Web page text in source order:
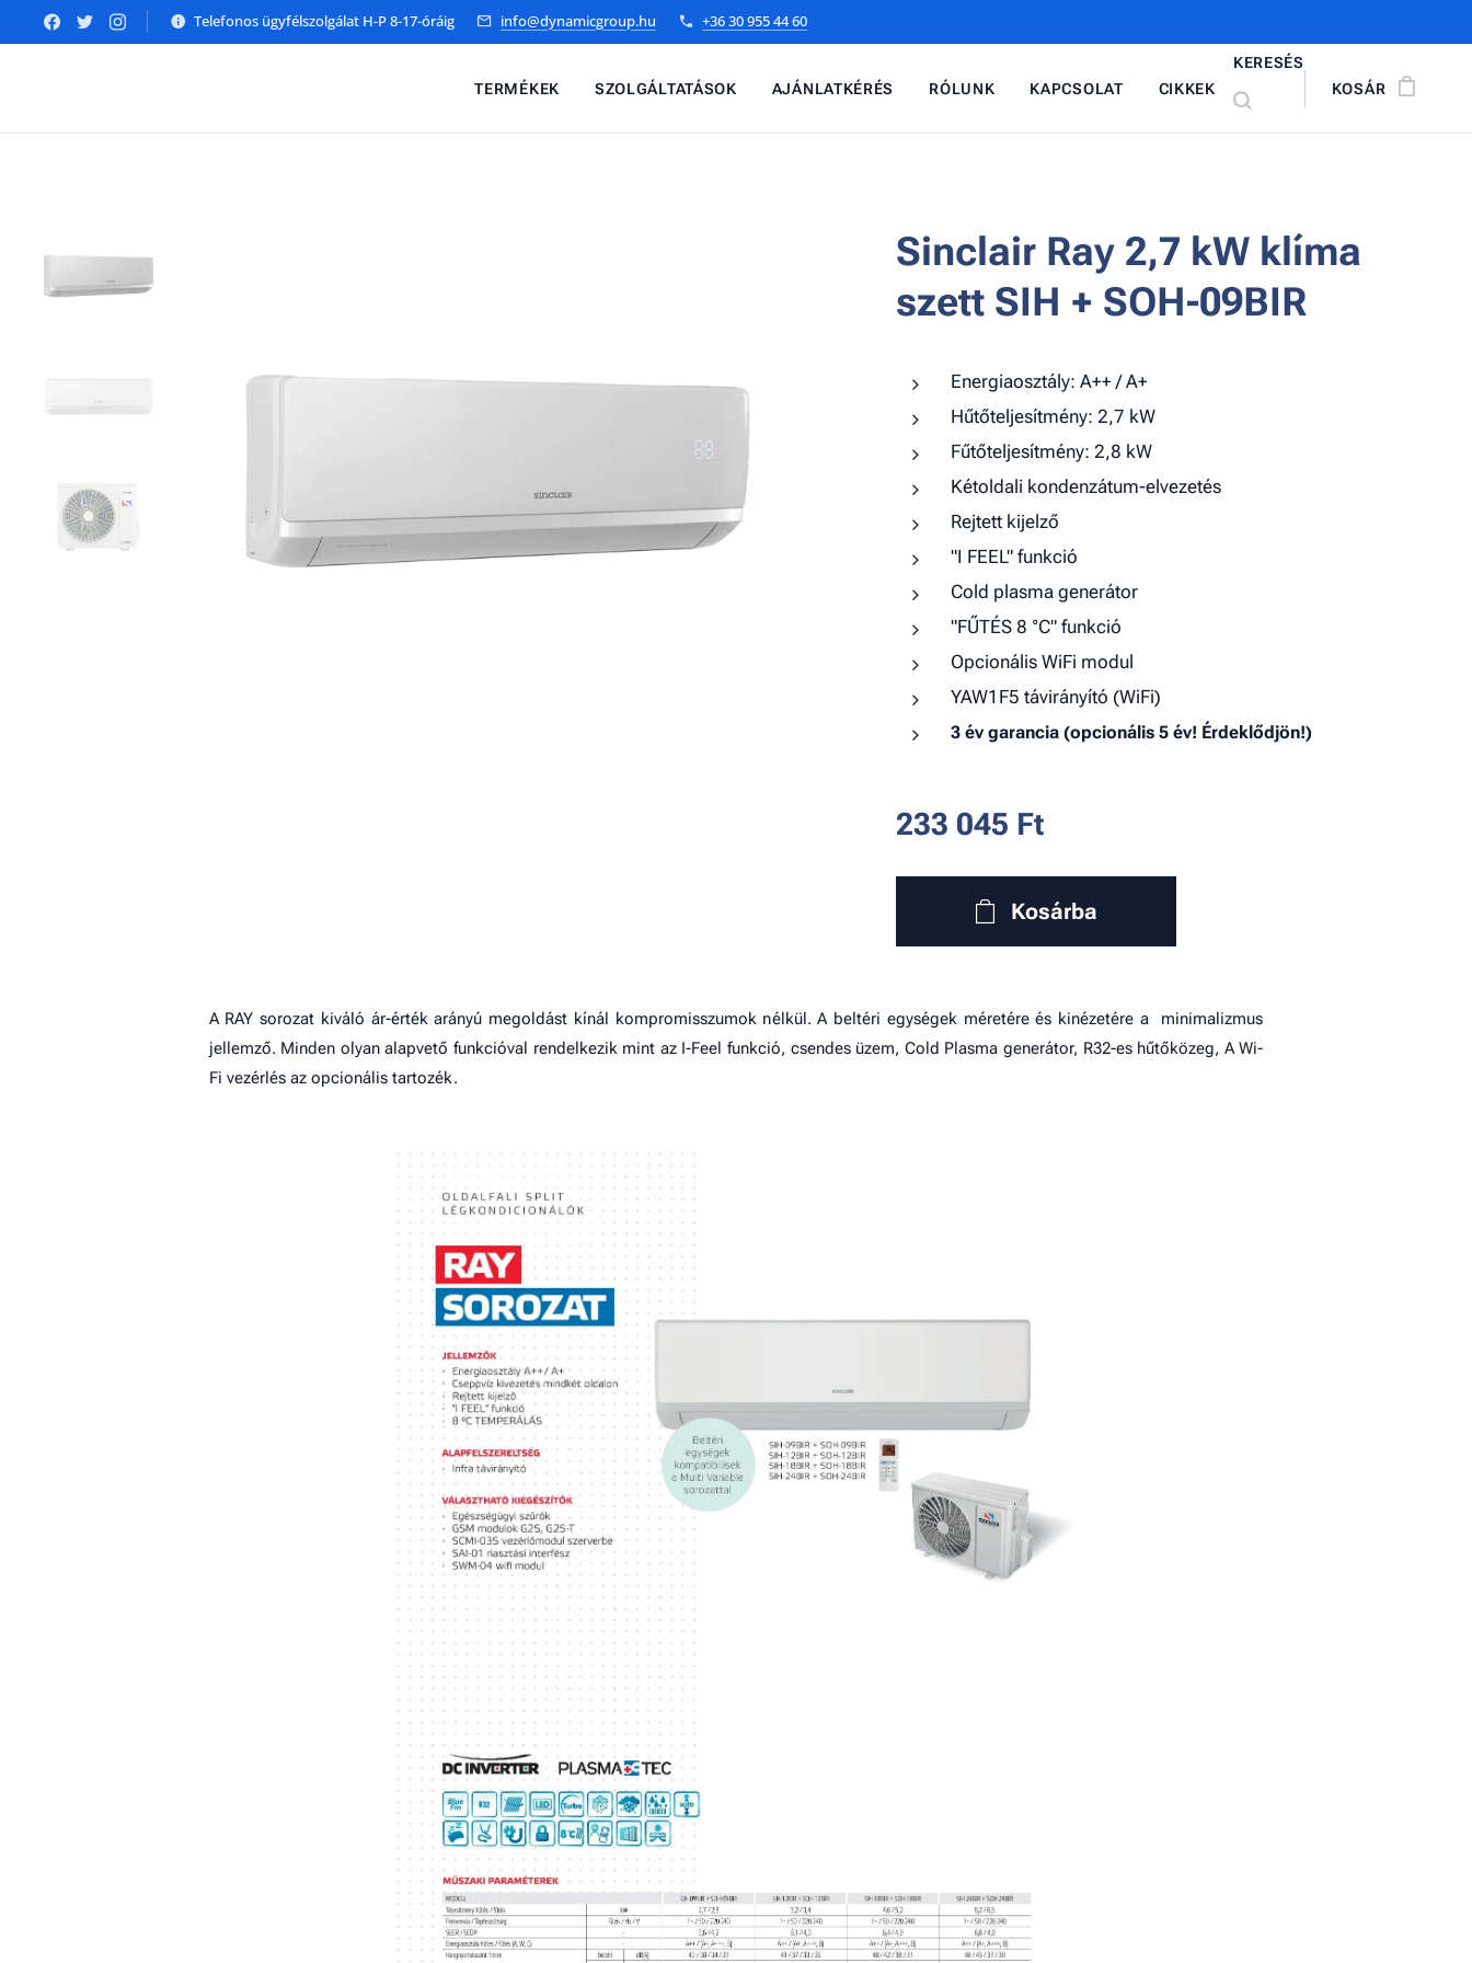
Telefonos ügyfélszolgálat H-P 8-17-óráig info@dynamicgroup.hu +36 30 955 44 60
TERMÉKEK SZOLGÁLTATÁSOK AJÁNLATKÉRÉS RÓLUNK KAPCSOLAT CIKKEK
KERESÉS
KOSÁR
Sinclair Ray 2,7 kW klíma
szett SIH + SOH-09BIR
Energiaosztály: A++ / A+
Hűtőteljesítmény: 2,7 kW
Fűtőteljesítmény: 2,8 kW
Kétoldali kondenzátum-elvezetés
Rejtett kijelző
"I FEEL" funkció
Cold plasma generátor
"FŰTÉS 8 °C" funkció
Opcionális WiFi modul
YAW1F5 távirányító (WiFi)
3 év garancia (opcionális 5 év! Érdeklődjön!)
233 045 Ft
Kosárba
A RAY sorozat kiváló ár-érték arányú megoldást kínál kompromisszumok nélkül. A beltéri egységek méretére és kinézetére a minimalizmus
jellemző. Minden olyan alapvető funkcióval rendelkezik mint az I-Feel funkció, csendes üzem, Cold Plasma generátor, R32-es hűtőközeg, A Wi-
Fi vezérlés az opcionális tartozék.